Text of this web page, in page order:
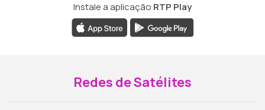
Instale a aplicação RTP Play
Redes de Satélites